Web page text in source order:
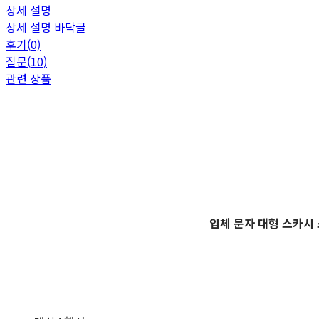
상세 설명
상세 설명 바닥글
후기(0)
질문(10)
관련 상품
입체 문자 대형 스카시